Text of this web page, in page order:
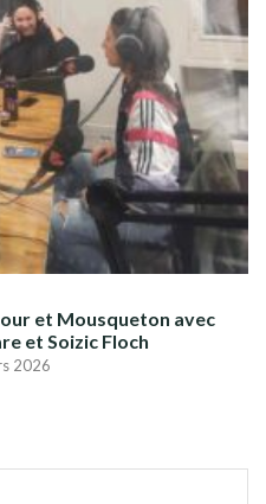
et Mousqueton avec
et Soizic Floch
2026